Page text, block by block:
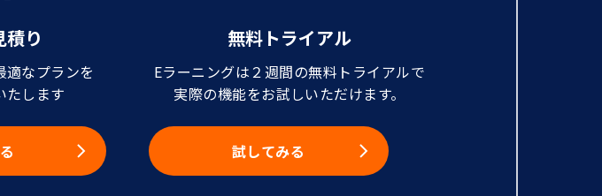
積り
適なプランを
たします
無料トライアル
Eラーニングは２週間の無料トライアルで
実際の機能をお試しいただけます。
試してみる